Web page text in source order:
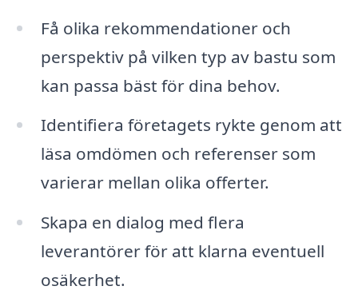
Få olika rekommendationer och
perspektiv på vilken typ av bastu som
kan passa bäst för dina behov.
Identifiera företagets rykte genom att
läsa omdömen och referenser som
varierar mellan olika offerter.
Skapa en dialog med flera
leverantörer för att klarna eventuell
osäkerhet.